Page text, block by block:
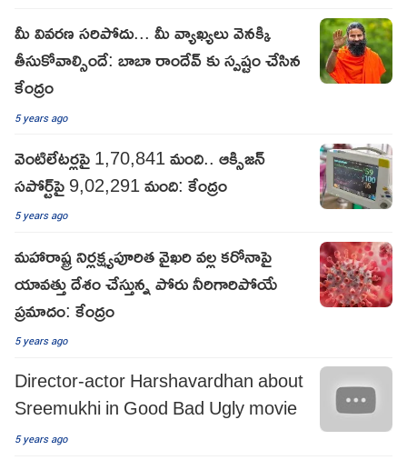
మీ వివరణ సరిపోదు... మీ వ్యాఖ్యలు వెనక్కి
తీసుకోవాల్సిందే: బాబా రాందేవ్ కు స్పష్టం చేసిన
కేంద్రం
5 years ago
వెంటిలేటర్లపై 1,70,841 మంది.. ఆక్సిజన్
సపోర్ట్‌పై 9,02,291 మంది: కేంద్రం
5 years ago
మహారాష్ట్ర నిర్లక్ష్యపూరిత వైఖరి వల్ల కరోనాపై
యావత్తు దేశం చేస్తున్న పోరు నీరిగారిపోయే
ప్రమాదం: కేంద్రం
5 years ago
Director-actor Harshavardhan about
Sreemukhi in Good Bad Ugly movie
5 years ago